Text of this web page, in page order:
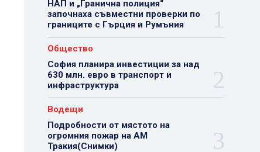
НАП и „Гранична полиция“
започнаха съвместни проверки по
границите с Гърция и Румъния
Общество
София планира инвестиции за над
630 млн. евро в транспорт и
инфраструктура
Водещи
Подробности от мястото на
огромния пожар на АМ
Тракия(Снимки)